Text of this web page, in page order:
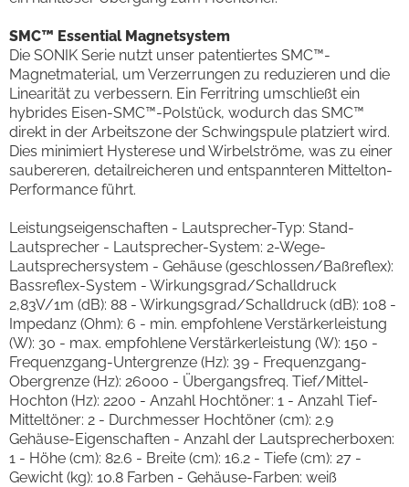
SMC™ Essential Magnetsystem
Die SONIK Serie nutzt unser patentiertes SMC™-
Magnetmaterial, um Verzerrungen zu reduzieren und die
Linearität zu verbessern. Ein Ferritring umschließt ein
hybrides Eisen-SMC™-Polstück, wodurch das SMC™
direkt in der Arbeitszone der Schwingspule platziert wird.
Dies minimiert Hysterese und Wirbelströme, was zu einer
saubereren, detailreicheren und entspannteren Mittelton-
Performance führt.
Leistungseigenschaften - Lautsprecher-Typ: Stand-
Lautsprecher - Lautsprecher-System: 2-Wege-
Lautsprechersystem - Gehäuse (geschlossen/Baßreflex):
Bassreflex-System - Wirkungsgrad/Schalldruck
2,83V/1m (dB): 88 - Wirkungsgrad/Schalldruck (dB): 108 -
Impedanz (Ohm): 6 - min. empfohlene Verstärkerleistung
(W): 30 - max. empfohlene Verstärkerleistung (W): 150 -
Frequenzgang-Untergrenze (Hz): 39 - Frequenzgang-
Obergrenze (Hz): 26000 - Übergangsfreq. Tief/Mittel-
Hochton (Hz): 2200 - Anzahl Hochtöner: 1 - Anzahl Tief-
Mitteltöner: 2 - Durchmesser Hochtöner (cm): 2.9
Gehäuse-Eigenschaften - Anzahl der Lautsprecherboxen:
1 - Höhe (cm): 82.6 - Breite (cm): 16.2 - Tiefe (cm): 27 -
Gewicht (kg): 10.8 Farben - Gehäuse-Farben: weiß